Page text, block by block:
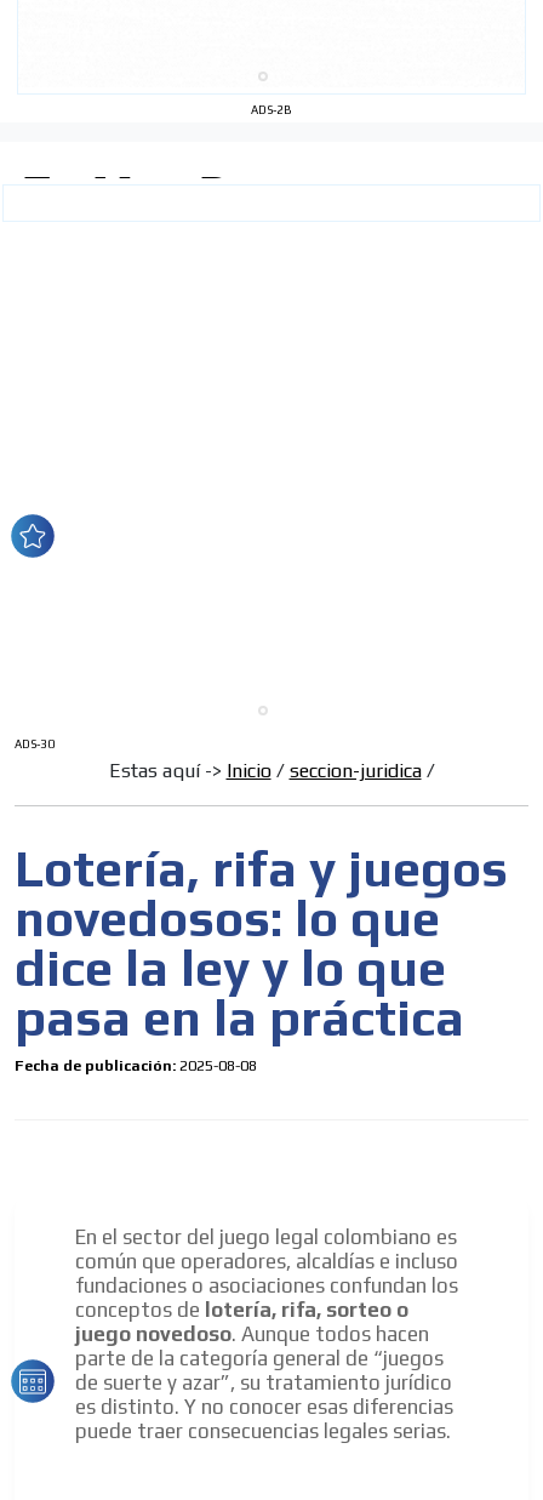
ADS-2B
ADS-30
Estas aquí -> Inicio/ seccion-juridica/
Lotería, rifa y juegos
novedosos: lo que
dice la ley y lo que
pasa en la práctica
Fecha de publicación: 2025-08-08
En el sector del juego legal colombiano es
común que operadores, alcaldías e incluso
fundaciones o asociaciones confundan los
conceptos de lotería, rifa, sorteo o
juego novedoso. Aunque todos hacen
parte de la categoría general de “juegos
de suerte y azar”, su tratamiento jurídico
es distinto. Y no conocer esas diferencias
puede traer consecuencias legales serias.